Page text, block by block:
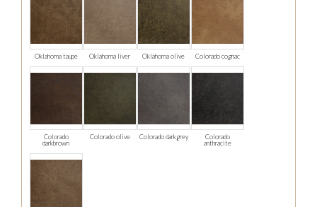
Oklahoma taupe Oklahoma liver Oklahoma olive Colorado cognac
Colorado
darkbrown
Colorado olive Colorado darkgrey
Colorado
anthracite